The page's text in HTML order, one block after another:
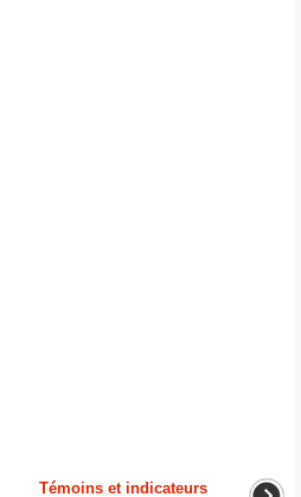
Témoins et indicateurs